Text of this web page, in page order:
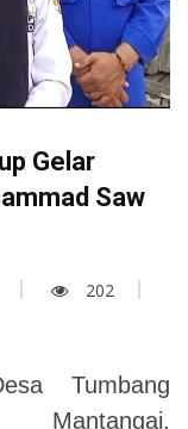
Gelar
Saw
202
Tumbang
Mantangai,